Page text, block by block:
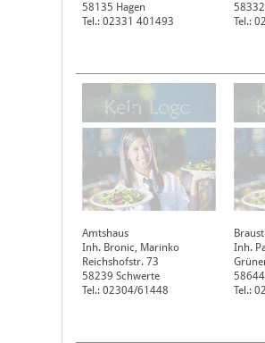
58135 Hagen
Tel.: 02331 401493
58332
Tel.:
Amtshaus
Inh. Bronic, Marinko
Reichshofstr. 73
58239 Schwerte
Tel.: 02304/61448
Inh.
58644
Tel.: